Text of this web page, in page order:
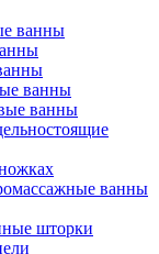
ванны
ванны
ванны
ванны
шторки